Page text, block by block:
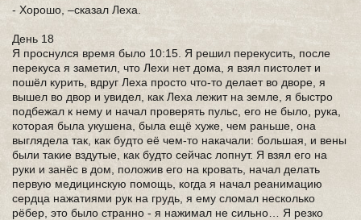
- Хорошо, –сказал Леха.
День 18
Я проснулся время было 10:15. Я решил перекусить, после
перекуса я заметил, что Лехи нет дома, я взял пистолет и
пошёл курить, вдруг Леха просто что-то делает во дворе, я
вышел во двор и увидел, как Леха лежит на земле, я быстро
подбежал к нему и начал проверять пульс, его не было, рука,
которая была укушена, была ещё хуже, чем раньше, она
выглядела так, как будто её чем-то накачали: большая, и вены
были такие вздутые, как будто сейчас лопнут. Я взял его на
руки и занёс в дом, положив его на кровать, начал делать
первую медицинскую помощь, когда я начал реанимацию
сердца нажатиями рук на грудь, я ему сломал несколько
рёбер, это было странно - я нажимал не сильно… Я резко